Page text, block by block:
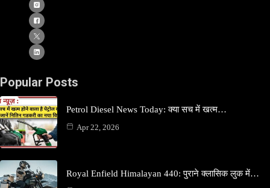
Popular Posts
Petrol Diesel News Today: क्या सच में खत्म…
Apr 22, 2026
Royal Enfield Himalayan 440: पुराने क्लासिक लुक में…